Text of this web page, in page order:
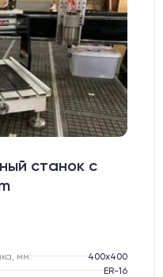
станок с
мм:
400х400
ER-16